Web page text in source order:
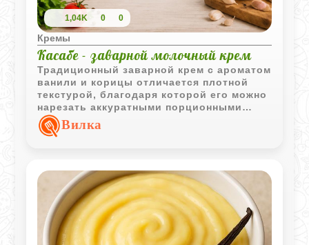
1,04K 0 0
Кремы
Касабе - заварной молочный крем
Традиционный заварной крем с ароматом
ванили и корицы отличается плотной
текстурой, благодаря которой его можно
нарезать аккуратными порционными
кусочками перед подачей.
Вилка